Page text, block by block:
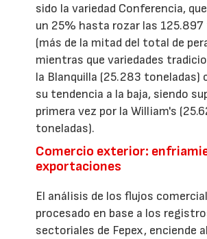
sido la variedad Conferencia,
un 25% hasta rozar las
(más de la mitad del total de
mientras que variedades
la Blanquilla (25.283 toneladas)
su tendencia a la baja, siendo
primera vez por la William's
toneladas).
Comercio exterior:
exportaciones
El análisis de los flujos
procesado en base a los
sectoriales de Fepex, enciende